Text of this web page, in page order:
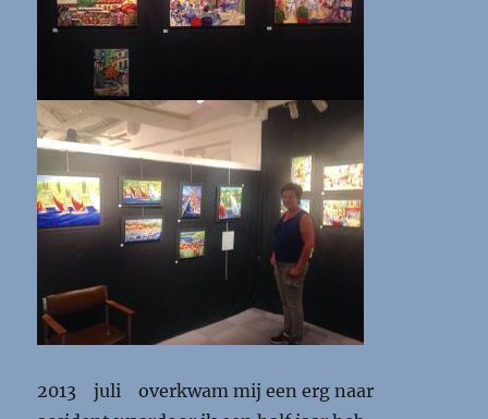
2013 juli overkwam mij een erg naar